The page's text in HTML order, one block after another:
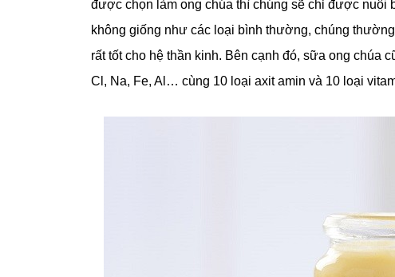
được chọn làm ong chúa thì chúng sẽ chỉ được
không giống như các loại bình thường, chúng
rất tốt cho hệ thần kinh. Bên cạnh đó, sữa ong chúa
Cl, Na, Fe, Al… cùng 10 loại axit amin và 10 loại